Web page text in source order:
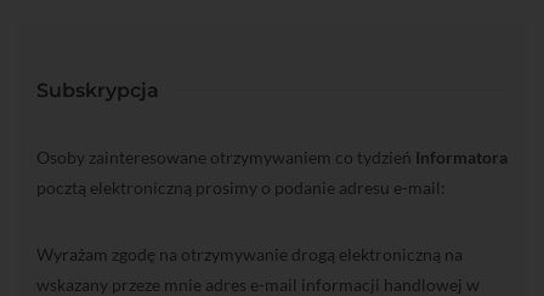
Subskrypcja
Osoby zainteresowane otrzymywaniem co tydzień Informatora
pocztą elektroniczną prosimy o podanie adresu e-mail:
Wyrażam zgodę na otrzymywanie drogą elektroniczną na
wskazany przeze mnie adres e-mail informacji handlowej w